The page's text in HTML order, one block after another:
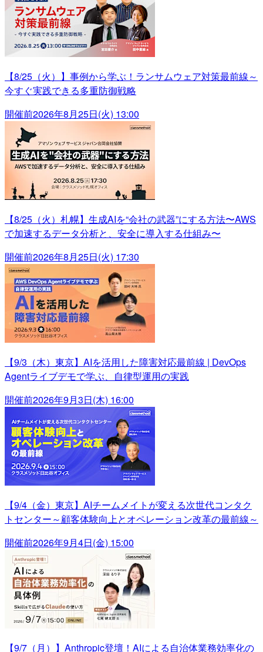
【8/25（火）】事例から学ぶ！ランサムウェア対策最前線～
今すぐ実践できる多重防御戦略
開催前2026年8月25日(火) 13:00
【8/25（火）札幌】生成AIを“会社の武器”にする方法〜AWS
で加速するデータ分析と、安全に導入する仕組み〜
開催前2026年8月25日(火) 17:30
【9/3（木）東京】AIを活用した障害対応最前線 | DevOps
Agentライブデモで学ぶ、自律型運用の実践
開催前2026年9月3日(木) 16:00
【9/4（金）東京】AIチームメイトが変える次世代コンタク
トセンター～顧客体験向上とオペレーション改革の最前線～
開催前2026年9月4日(金) 15:00
【9/7（月）】Anthropic登壇！AIによる自治体業務効率化の